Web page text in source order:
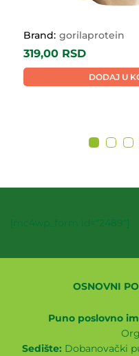
Brand: gorilaprotein
319,00 RSD
DODAJ U
[mc4wp_form id="2489"]
OSNOVNI
Puno poslovno
Sedište: Dobanovački